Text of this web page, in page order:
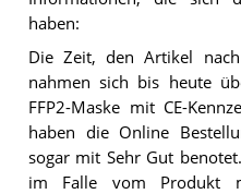
haben:
Die Zeit, den Artikel
nahmen sich bis heute
FFP2-Maske mit CE-
haben die Online
sogar mit Sehr Gut
im Falle vom Produkt